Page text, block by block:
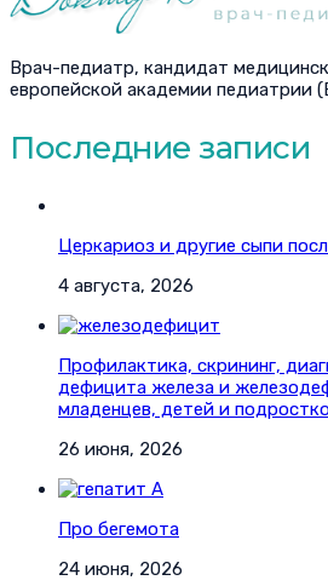
Врач-педиатр, кандидат
европейской академии педиатрии
Последние записи
Церкариоз и другие сыпи
4 августа, 2026
Профилактика, скрининг,
дефицита железа и
младенцев, детей и
26 июня, 2026
Про бегемота
24 июня, 2026